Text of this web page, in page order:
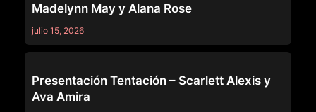
Madelynn May y Alana Rose
julio 15, 2026
Presentación Tentación – Scarlett Alexis y
Ava Amira